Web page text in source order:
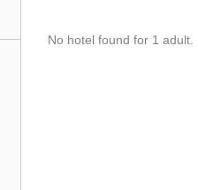
No hotel found for 1 adult.